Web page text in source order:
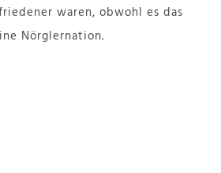
waren, obwohl es das
Nörglernation.